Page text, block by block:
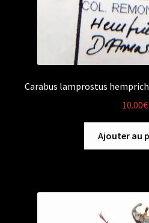
Carabus lamprostus
10.00€
Ajouter au